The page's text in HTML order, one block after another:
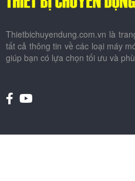
Thietbichuyendung.com.vn là
tất cả thông tin về các loại máy
giúp bạn có lựa chọn tối ưu và